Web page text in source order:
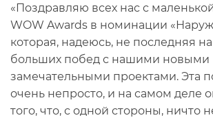
«Поздравляю всех нас с
WOW Awards в номинации
которая, надеюсь, не последняя
больших побед с нашими новыми
замечательными проектами. Эта
очень непросто, и на самом деле
того, что, с одной стороны, ничто